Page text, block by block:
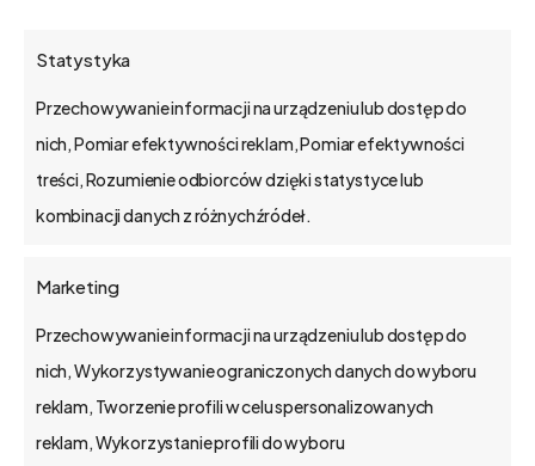
Statystyka
Przechowywanie informacji na urządzeniu lub dostęp do
nich, Pomiar efektywności reklam, Pomiar efektywności
treści, Rozumienie odbiorców dzięki statystyce lub
kombinacji danych z różnych źródeł.
Marketing
Przechowywanie informacji na urządzeniu lub dostęp do
nich, Wykorzystywanie ograniczonych danych do wyboru
reklam, Tworzenie profili w celu spersonalizowanych
reklam, Wykorzystanie profili do wyboru
1/10